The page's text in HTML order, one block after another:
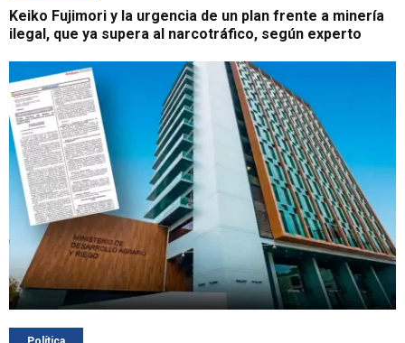
Keiko Fujimori y la urgencia de un plan frente a minería
ilegal, que ya supera al narcotráfico, según experto